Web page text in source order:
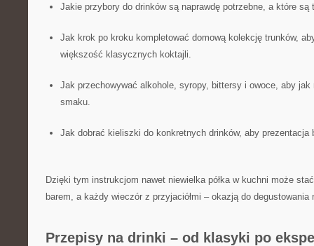
Jakie przybory do drinków są naprawdę potrzebne, a które są
Jak krok po kroku kompletować domową kolekcję trunków,
większość klasycznych koktajli.
Jak przechowywać alkohole, syropy, bittersy i owoce, aby jak
smaku.
Jak dobrać kieliszki do konkretnych drinków, aby prezentacja
Dzięki tym instrukcjom nawet niewielka półka w kuchni może
barem, a każdy wieczór z przyjaciółmi – okazją do
Przepisy na drinki – od klasyki po